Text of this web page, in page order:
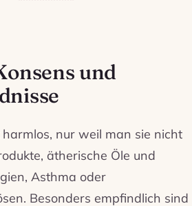
und
nur weil man sie nicht
ätherische Öle und
Asthma oder
Besonders empfindlich sind